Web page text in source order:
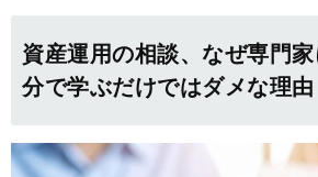
資産運用の相談、なぜ専門
分で学ぶだけではダメな理由